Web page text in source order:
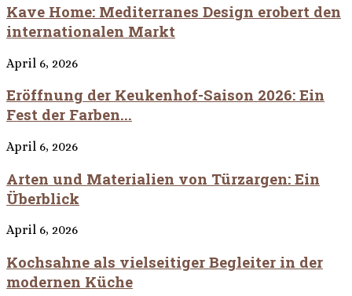
Kave Home: Mediterranes Design erobert den
internationalen Markt
April 6, 2026
Eröffnung der Keukenhof-Saison 2026: Ein
Fest der Farben...
April 6, 2026
Arten und Materialien von Türzargen: Ein
Überblick
April 6, 2026
Kochsahne als vielseitiger Begleiter in der
modernen Küche